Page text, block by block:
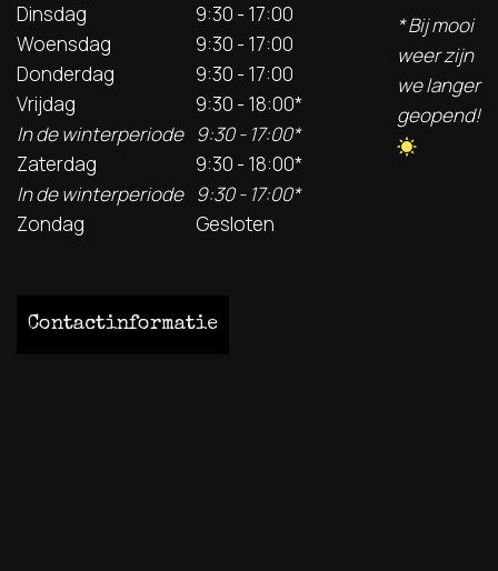
Dinsdag
9:30 - 17:00
Woensdag
9:30 - 17:00
Donderdag
9:30 - 17:00
Vrijdag
In de winterperiode
9:30 - 18:00*
9:30 - 17:00*
Zaterdag
In de winterperiode
9:30 - 18:00*
9:30 - 17:00*
Zondag
Gesloten
* Bij mooi
weer zijn
we langer
geopend!
Contactinformatie